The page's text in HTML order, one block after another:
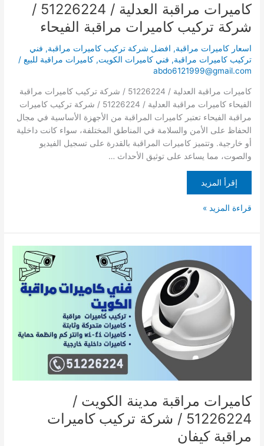
كاميرات مراقبة العدلية / 51226224 /
شركة تركيب كاميرات مراقبة الفيحاء
اسعار كاميرات مراقبة, افضل شركة تركيب كاميرات مراقبة, فني
تركيب كاميرات مراقبة, فني كاميرات الكويت,كاميرات مراقبة للبيع /
abdo6121999@gmail.com
كاميرات مراقبة العدلية / 51226224 / شركة تركيب كاميرات مراقبة
الفيحاء كاميرات مراقبة العدلية / 51226224 / شركة تركيب كاميرات
مراقبة الفيحاء تعتبر كاميرات المراقبة من الأجهزة الأساسية في مجال
الحفاظ على الأمن والسلامة في المناطق المختلفة، سواء كانت داخلية
أو خارجية. وتتميز كاميرات المراقبة بالقدرة على تسجيل الفيديو
والصوت، مما يساعد على توثيق الأحداث …
إقرأ المزيد
قراءة المزيد »
كاميرات مراقبة مدينة الكويت /
51226224 / شركة تركيب كاميرات
مراقبة كيفان
الكويت
/
51226224
مراقبة
كيفان